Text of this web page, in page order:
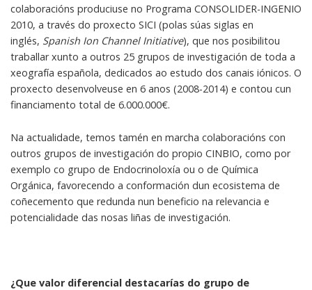
colaboracións produciuse no Programa CONSOLIDER-INGENIO
2010, a través do proxecto SICI (polas súas siglas en
inglés, Spanish Ion Channel Initiative), que nos posibilitou
traballar xunto a outros 25 grupos de investigación de toda a
xeografía española, dedicados ao estudo dos canais iónicos. O
proxecto desenvolveuse en 6 anos (2008-2014) e contou cun
financiamento total de 6.000.000€.
Na actualidade, temos tamén en marcha colaboracións con
outros grupos de investigación do propio CINBIO, como por
exemplo co grupo de Endocrinoloxía ou o de Química
Orgánica, favorecendo a conformación dun ecosistema de
coñecemento que redunda nun beneficio na relevancia e
potencialidade das nosas liñas de investigación.
¿Que valor diferencial destacarías do grupo de